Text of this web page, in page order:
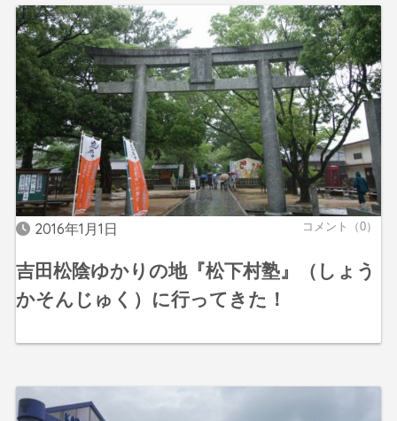
2016年1月1日 コメント（0）
吉田松陰ゆかりの地『松下村塾』（しょう
かそんじゅく）に行ってきた！